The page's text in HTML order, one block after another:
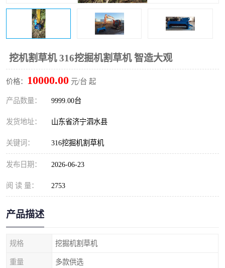
挖机割草机 316挖掘机割草机 智造大观
价格： 10000.00 元/台 起
产品数量： 9999.00台
发货地址： 山东省济宁泗水县
关键词： 316挖掘机割草机
发布日期： 2026-06-23
阅 读 量： 2753
产品描述
规格 挖掘机割草机
重量 多款供选
滑移装载机
清扫器 割草机
挖树机 拓荒机
滚筒筛
挖掘机破碎斗